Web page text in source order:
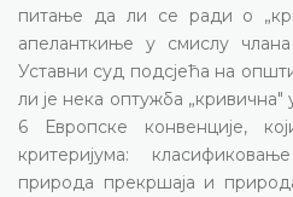
питање да ли се ради о
апеланткиње у смислу
Уставни суд подсјећа на
ли је нека оптужба
6 Европске конвенције,
критеријума:
природа прекршаја и